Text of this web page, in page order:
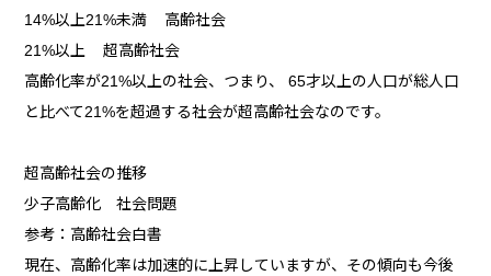
14%以上21%未満 高齢社会
21%以上 超高齢社会
高齢化率が21%以上の社会、つまり、 65才以上の人口が総人口
と比べて21%を超過する社会が超高齢社会なのです。
超高齢社会の推移
少子高齢化 社会問題
参考：高齢社会白書
現在、高齢化率は加速的に上昇していますが、その傾向も今後